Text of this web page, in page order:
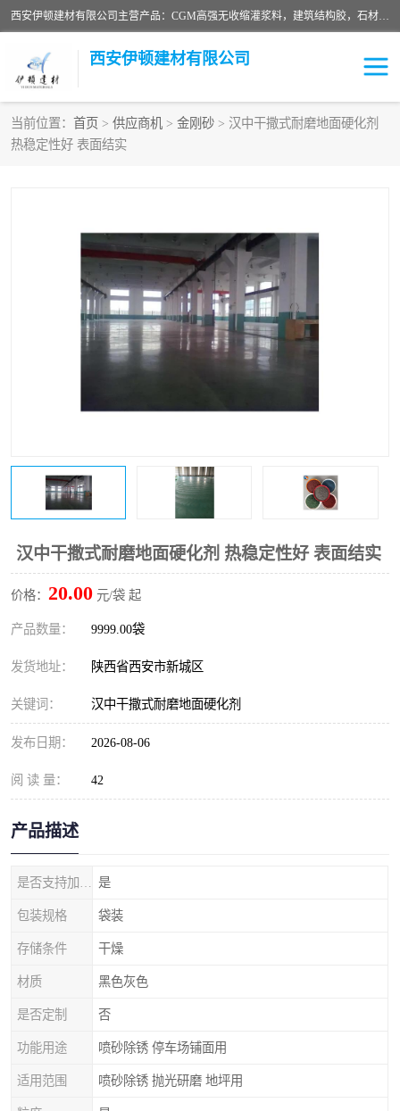
西安伊顿建材有限公司主营产品：CGM高强无收缩灌浆料，建筑结构胶，石材粘合剂，柔性防水材料，环氧修补砂浆等在各个行业得到了客户认可。
西安伊顿建材有限公司
当前位置： 首页 > 供应商机 > 金刚砂 > 汉中干撒式耐磨地面硬化剂
热稳定性好 表面结实
汉中干撒式耐磨地面硬化剂 热稳定性好 表面结实
价格： 20.00 元/袋 起
产品数量： 9999.00袋
发货地址： 陕西省西安市新城区
关键词： 汉中干撒式耐磨地面硬化剂
发布日期： 2026-08-06
阅 读 量： 42
产品描述
是
包装规格 袋装
存储条件 干燥
材质 黑色灰色
是否定制 否
功能用途 喷砂除锈 停车场铺面用
适用范围 喷砂除锈 抛光研磨 地坪用
灌浆料
自流平水泥 水泥路面修补材料
瓷砖粘合剂 沥青冷补料
高延性混凝土 速凝剂
金刚砂
桥梁伸缩缝快速修补料 防静电不发火砂浆
膨胀剂 混凝土防碳化涂料
融雪剂